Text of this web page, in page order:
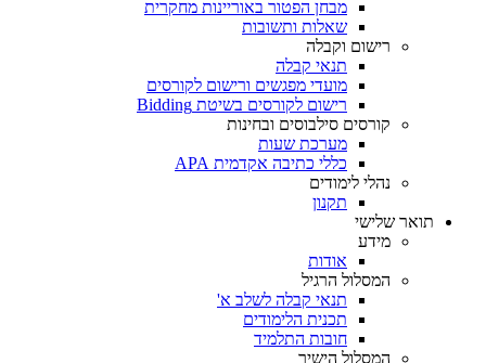
מבחן הפטור באוריינות מחקרית
שאלות ותשובות
רישום וקבלה
תנאי קבלה
מועדי מפגשים ורישום לקורסים
רישום לקורסים בשיטת Bidding
קורסים סילבוסים ובחינות
מערכת שעות
כללי כתיבה אקדמית APA
נהלי לימודים
תקנון
תואר שלישי
מידע
אודות
המסלול הרגיל
תנאי קבלה לשלב א'
תכנית הלימודים
חובות התלמיד
המסלול הישיר